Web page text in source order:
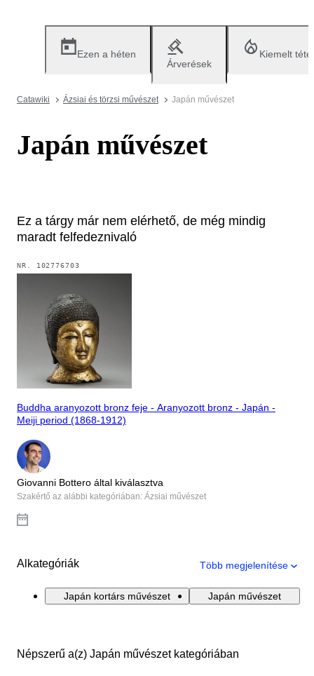
Ezen a héten
Árverések
Kiemelt
Catawiki Ázsiai és törzsi művészet Japán művészet
Japán művészet
Ez a tárgy már nem elérhető, de még mindig
maradt felfedeznivaló
NR. 102776703
Buddha aranyozott bronz feje - Aranyozott bronz - Japán -
Meiji period (1868-1912)
Giovanni Bottero által kiválasztva
Szakértő az alábbi kategóriában: Ázsiai művészet
Alkategóriák Több megjelenítése
Japán kortárs művészet Japán művészet
Népszerű a(z) Japán művészet kategóriában